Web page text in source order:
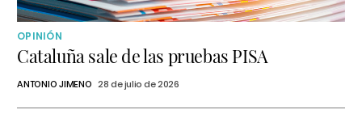
OPINIÓN
Cataluña sale de las pruebas PISA
ANTONIO JIMENO 28 de julio de 2026